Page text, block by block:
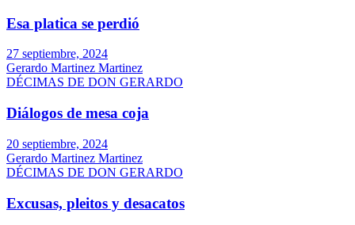
Esa platica se perdió
27 septiembre, 2024
Gerardo Martinez Martinez
DÉCIMAS DE DON GERARDO
Diálogos de mesa coja
20 septiembre, 2024
Gerardo Martinez Martinez
DÉCIMAS DE DON GERARDO
Excusas, pleitos y desacatos